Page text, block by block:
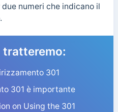
numeri che indicano il
301
301 è importante
on Using the 301